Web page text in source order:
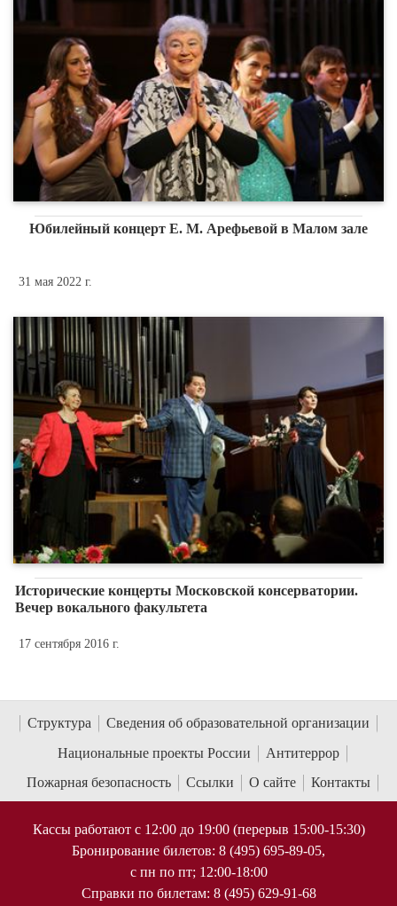
Юбилейный концерт Е. М. Арефьевой в Малом зале
31 мая 2022 г.
Исторические концерты Московской консерватории.
Вечер вокального факультета
17 сентября 2016 г.
Структура
Сведения об образовательной организации
Национальные проекты России
Антитеррор
Пожарная безопасность
Ссылки О сайте Контакты
Кассы работают с 12:00 до 19:00 (перерыв 15:00-15:30)
Бронирование билетов: 8 (495) 695-89-05,
с пн по пт; 12:00-18:00
Справки по билетам: 8 (495) 629-91-68